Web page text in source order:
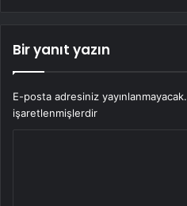
Bir yanıt yazın
E-posta adresiniz yayınlanmayacak.
işaretlenmişlerdir